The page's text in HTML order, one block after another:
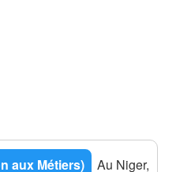
aux Métiers) Au Niger,